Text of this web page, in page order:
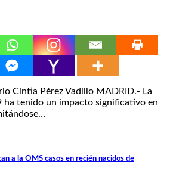
Cintia Pérez Vadillo MADRID.- La
ha tenido un impacto significativo en
a la OMS casos en recién nacidos de